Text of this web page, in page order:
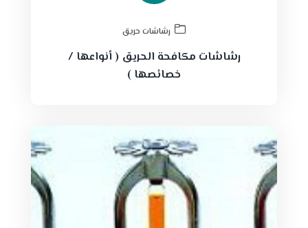
رشاشات حريق
رشاشات مكافحة الحريق ( أنواعها /
خصائصها )